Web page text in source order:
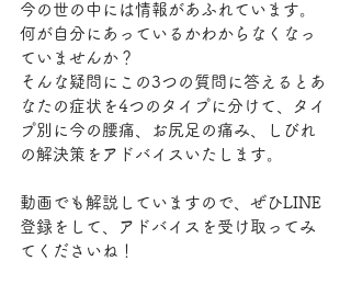
今の世の中には情報があふれています。
何が自分にあっているかわからなくなっ
ていませんか？
そんな疑問にこの3つの質問に答えるとあ
なたの症状を4つのタイプに分けて、タイ
プ別に今の腰痛、お尻足の痛み、しびれ
の解決策をアドバイスいたします。
動画でも解説していますので、ぜひLINE
登録をして、アドバイスを受け取ってみ
てくださいね！